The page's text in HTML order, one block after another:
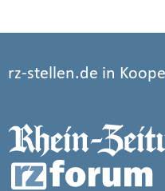
rz-stellen.de in